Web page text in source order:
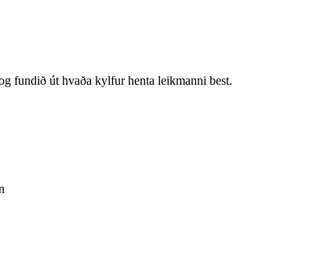
fundið út hvaða kylfur henta leikmanni best.